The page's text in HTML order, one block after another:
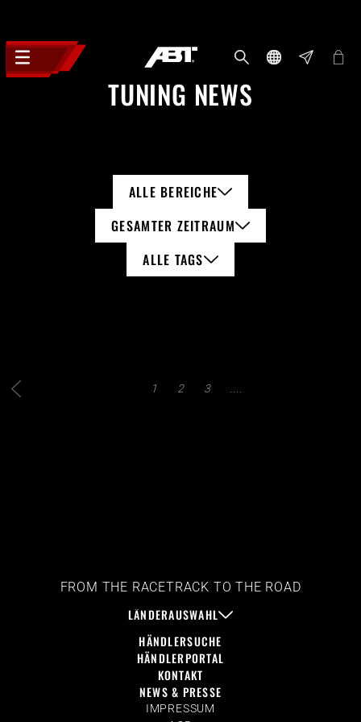
TUNING NEWS
ALLE BEREICHE
GESAMTER ZEITRAUM
ALLE TAGS
1 2 3
FROM THE RACETRACK TO THE ROAD
LÄNDERAUSWAHL
HÄNDLERSUCHE
HÄNDLERPORTAL
KONTAKT
NEWS & PRESSE
IMPRESSUM